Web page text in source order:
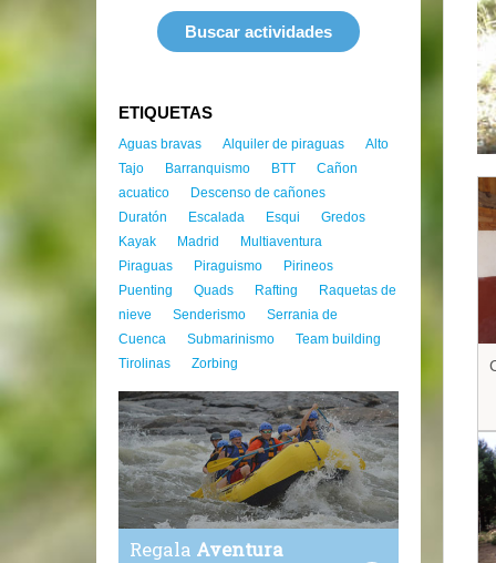
ETIQUETAS
Aguas bravas Alquiler de piraguas
Alto
Tajo
Barranquismo BTT
Cañon
acuatico
Descenso de cañones
Duratón
Escalada Esqui
Gredos
Kayak
Madrid
Multiaventura
Piraguas
Piraguismo
Pirineos
Puenting
Quads Rafting
Raquetas de
nieve
Senderismo
Serrania de
Cuenca
Submarinismo
Team building
Tirolinas
Zorbing
Regala Aventura